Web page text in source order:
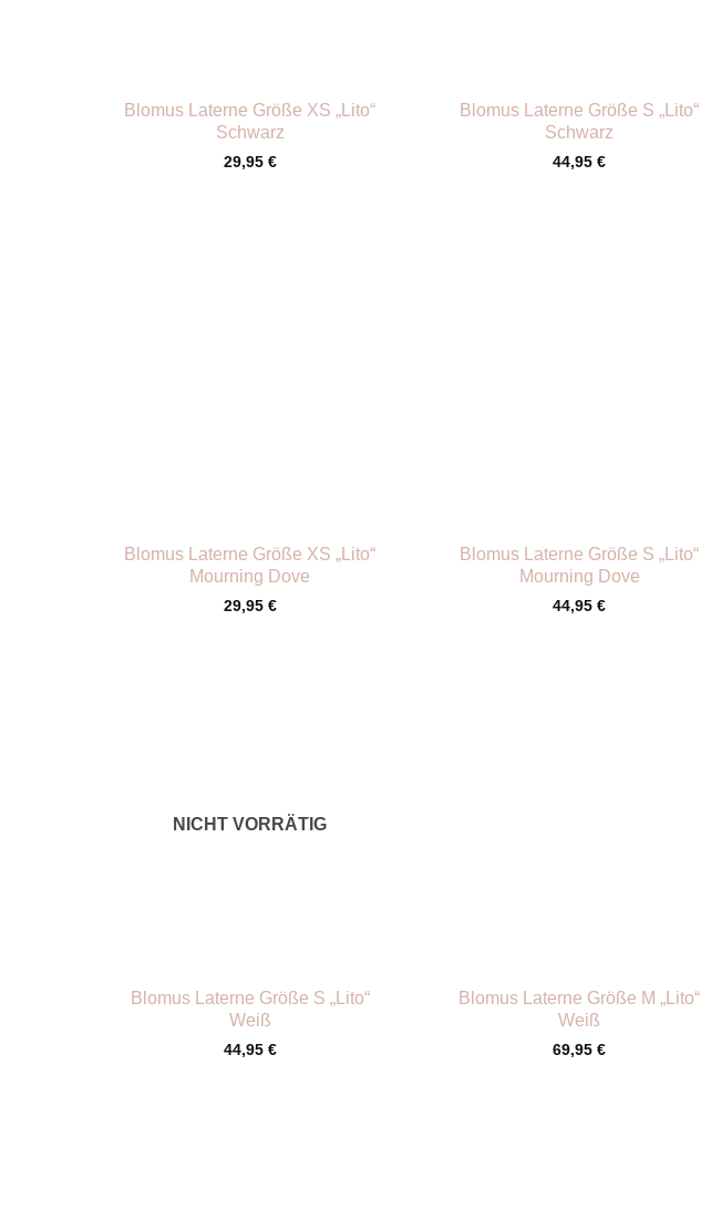
Blomus Laterne Größe XS „Lito“
Schwarz
29,95 €
Blomus Laterne Größe S „Lito“
Schwarz
44,95€
Blomus Laterne Größe XS „Lito“
Mourning Dove
29,95 €
Blomus Laterne Größe S „Lito“
Mourning Dove
44,95€
NICHT VORRÄTIG
Blomus Laterne Größe S „Lito“
Weiß
44,95 €
Blomus Laterne Größe M „Lito“
Weiß
69,95€